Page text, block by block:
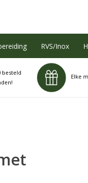
RVS/Inox
besteld
Elke